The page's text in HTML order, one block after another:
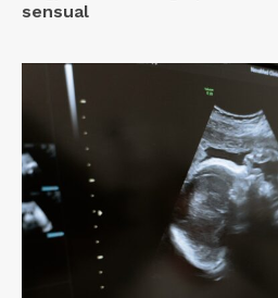
sensual